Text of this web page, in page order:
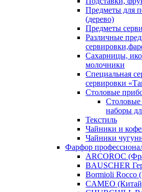
Предметы для
(дерево)
Предметы
Различные
Сахарницы,
молочники
Специальная
сервировки
Столовые
Столовые
наборы
Текстиль
Чайники и
Чайники
Фарфор
ARCOROC
BAUSCHER
Bormioli Rocco
CAMEO